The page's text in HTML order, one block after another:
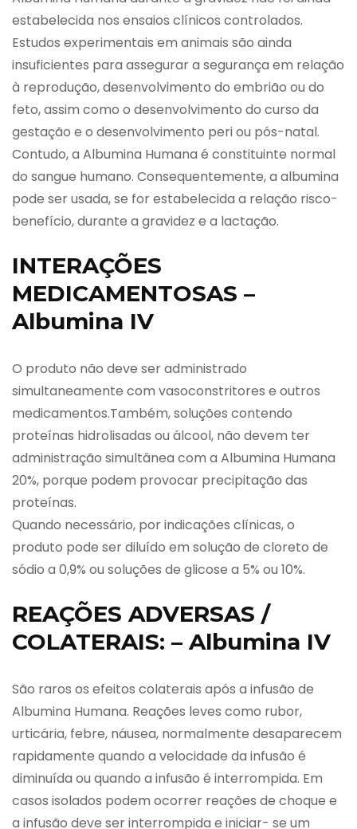
estabelecida nos ensaios clínicos controlados.
Estudos experimentais em animais são ainda
insuficientes para assegurar a segurança em relação
à reprodução, desenvolvimento do embrião ou do
feto, assim como o desenvolvimento do curso da
gestação e o desenvolvimento peri ou pós-natal.
Contudo, a Albumina Humana é constituinte normal
do sangue humano. Consequentemente, a albumina
pode ser usada, se for estabelecida a relação risco-
benefício, durante a gravidez e a lactação.
INTERAÇÕES
MEDICAMENTOSAS –
Albumina IV
O produto não deve ser administrado
simultaneamente com vasoconstritores e outros
medicamentos.Também, soluções contendo
proteínas hidrolisadas ou álcool, não devem ter
administração simultânea com a Albumina Humana
20%, porque podem provocar precipitação das
proteínas.
Quando necessário, por indicações clínicas, o
produto pode ser diluído em solução de cloreto de
sódio a 0,9% ou soluções de glicose a 5% ou 10%.
REAÇÕES ADVERSAS /
COLATERAIS: – Albumina IV
São raros os efeitos colaterais após a infusão de
Albumina Humana. Reações leves como rubor,
urticária, febre, náusea, normalmente desaparecem
rapidamente quando a velocidade da infusão é
diminuída ou quando a infusão é interrompida. Em
casos isolados podem ocorrer reações de choque e
a infusão deve ser interrompida e iniciar- se um